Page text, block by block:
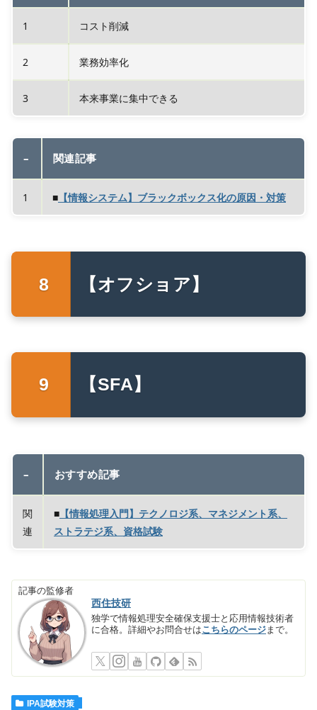
1 コスト削減
2 業務効率化
3 本来事業に集中できる
– 関連記事
1 ■ 【情報システム】ブラックボックス化の原因・対策
【オフショア】
【SFA】
– おすすめ記事
関
連
■ 【情報処理入門】テクノロジ系、マネジメント系、
ストラテジ系、資格試験
記事の監修者
西住技研
独学で情報処理安全確保支援士と応用情報技術者
に合格。詳細やお問合せはこちらのページまで。
IPA試験対策